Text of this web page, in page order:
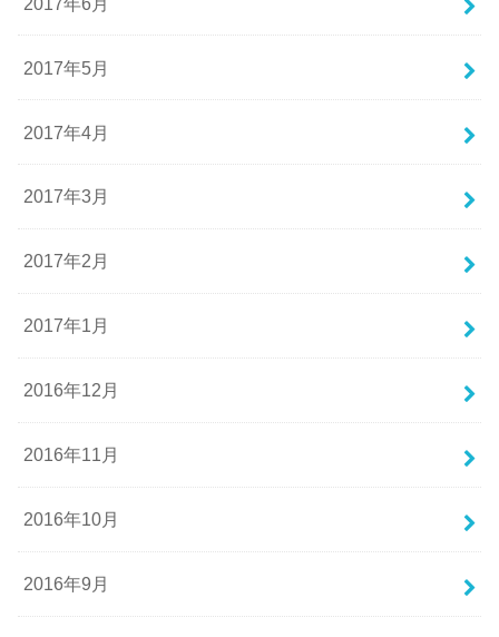
2017年5月
2017年4月
2017年3月
2017年2月
2017年1月
2016年12月
2016年11月
2016年10月
2016年9月